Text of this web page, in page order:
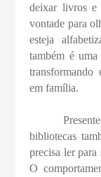
deixar livros e
vontade para
esteja
também é
transformando
em família.
bibliotecas
precisa ler
O